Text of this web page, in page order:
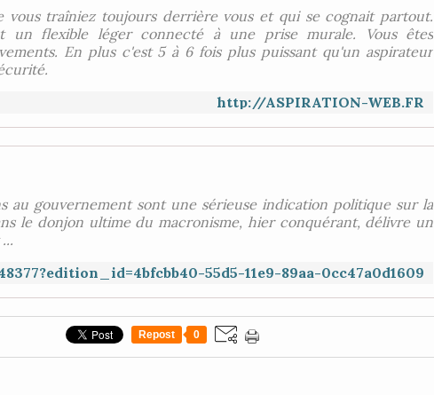
vous traîniez toujours derrière vous et qui se cognait partout.
un flexible léger connecté à une prise murale. Vous êtes
En plus c'est 5 à 6 fois plus puissant qu'un aspirateur
http://ASPIRATION-WEB.FR
au gouvernement sont une sérieuse indication politique sur la
le donjon ultime du macronisme, hier conquérant, délivre un
55d5-11e9-89aa-0cc47a0d1609
Repost 0